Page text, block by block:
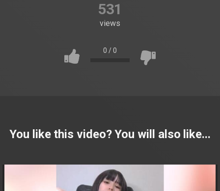
531
views
0 /0
You like this video? You will also like...